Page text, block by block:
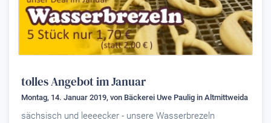
tolles Angebot im Januar
Montag, 14. Januar 2019, von Bäckerei Uwe Paulig in Altmittweida
sächsisch und leeeecker - unsere Wasserbrezeln